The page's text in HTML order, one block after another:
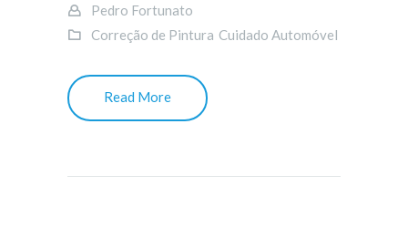
Pedro Fortunato
Correção de Pintura Cuidado Automóvel
Read More